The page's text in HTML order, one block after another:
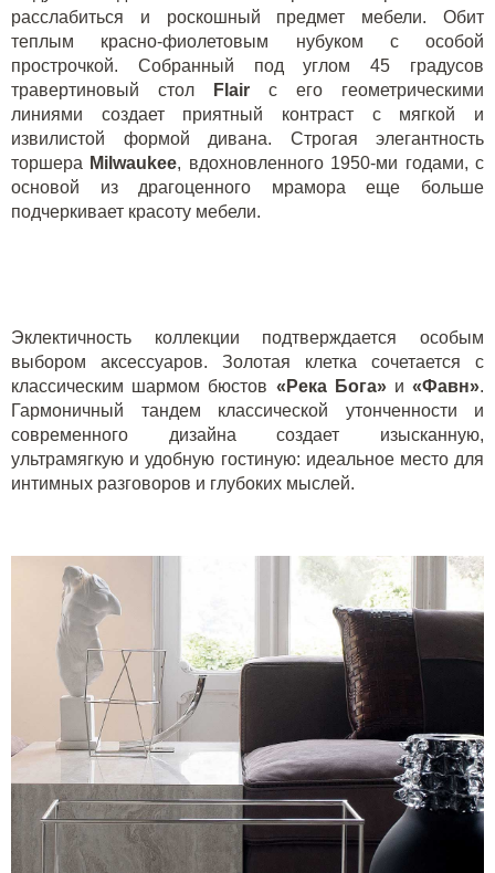
расслабиться и роскошный предмет мебели. Обит
теплым красно-фиолетовым нубуком с особой
прострочкой. Собранный под углом 45 градусов
травертиновый стол
Flair с его геометрическими
линиями создает приятный контраст с мягкой и
извилистой формой дивана. Строгая элегантность
торшера Milwaukee, вдохновленного 1950-ми годами, с
основой из драгоценного мрамора еще больше
подчеркивает красоту мебели.
Эклектичность коллекции подтверждается особым
выбором аксессуаров. Золотая клетка сочетается с
классическим шармом бюстов «Река Бога»и«Фавн».
Гармоничный тандем классической утонченности и
современного дизайна создает изысканную,
ультрамягкую и удобную гостиную: идеальное место для
интимных разговоров и глубоких мыслей.